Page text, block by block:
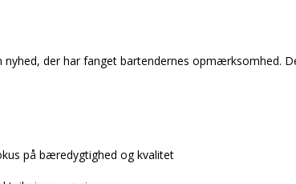
der har fanget bartendernes